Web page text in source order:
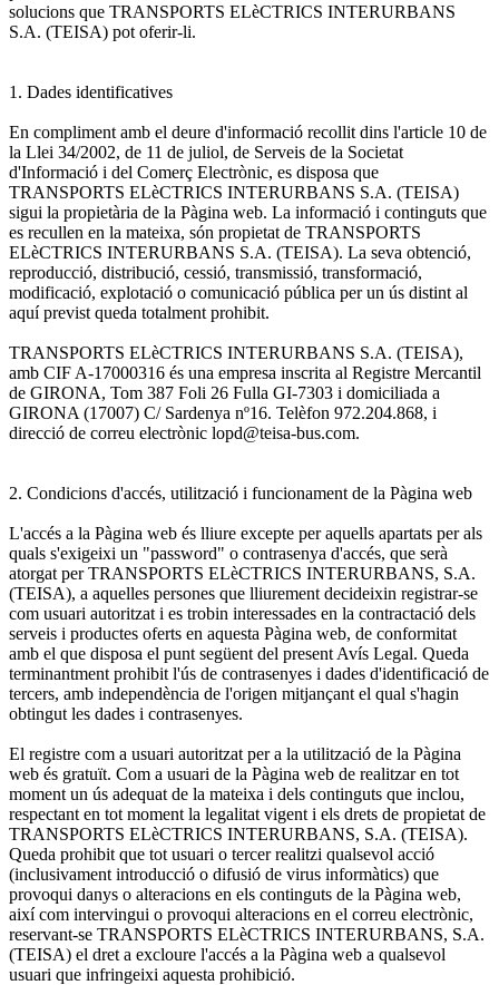
solucions que TRANSPORTS ELèCTRICS INTERURBANS
S.A. (TEISA) pot oferir-li.
1. Dades identificatives
En compliment amb el deure d'informació recollit dins l'article 10 de
la Llei 34/2002, de 11 de juliol, de Serveis de la Societat
d'Informació i del Comerç Electrònic, es disposa que
TRANSPORTS ELèCTRICS INTERURBANS S.A. (TEISA)
sigui la propietària de la Pàgina web. La informació i continguts que
es recullen en la mateixa, són propietat de TRANSPORTS
ELèCTRICS INTERURBANS S.A. (TEISA). La seva obtenció,
reproducció, distribució, cessió, transmissió, transformació,
modificació, explotació o comunicació pública per un ús distint al
aquí previst queda totalment prohibit.
TRANSPORTS ELèCTRICS INTERURBANS S.A. (TEISA),
amb CIF A-17000316 és una empresa inscrita al Registre Mercantil
de GIRONA, Tom 387 Foli 26 Fulla GI-7303 i domiciliada a
GIRONA (17007) C/ Sardenya nº16. Telèfon 972.204.868, i
direcció de correu electrònic lopd@teisa-bus.com.
2. Condicions d'accés, utilització i funcionament de la Pàgina web
L'accés a la Pàgina web és lliure excepte per aquells apartats per als
quals s'exigeixi un "password" o contrasenya d'accés, que serà
atorgat per TRANSPORTS ELèCTRICS INTERURBANS, S.A.
(TEISA), a aquelles persones que lliurement decideixin registrar-se
com usuari autoritzat i es trobin interessades en la contractació dels
serveis i productes oferts en aquesta Pàgina web, de conformitat
amb el que disposa el punt següent del present Avís Legal. Queda
terminantment prohibit l'ús de contrasenyes i dades d'identificació de
tercers, amb independència de l'origen mitjançant el qual s'hagin
obtingut les dades i contrasenyes.
El registre com a usuari autoritzat per a la utilització de la Pàgina
web és gratuït. Com a usuari de la Pàgina web de realitzar en tot
moment un ús adequat de la mateixa i dels continguts que inclou,
respectant en tot moment la legalitat vigent i els drets de propietat de
TRANSPORTS ELèCTRICS INTERURBANS, S.A. (TEISA).
Queda prohibit que tot usuari o tercer realitzi qualsevol acció
(inclusivament introducció o difusió de virus informàtics) que
provoqui danys o alteracions en els continguts de la Pàgina web,
així com intervingui o provoqui alteracions en el correu electrònic,
reservant-se TRANSPORTS ELèCTRICS INTERURBANS, S.A.
(TEISA) el dret a excloure l'accés a la Pàgina web a qualsevol
usuari que infringeixi aquesta prohibició.